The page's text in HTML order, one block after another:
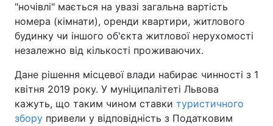
"ночівлі" мається на увазі загальна вартість
номера (кімнати), оренди квартири, житлового
будинку чи іншого об'єкта житлової нерухомості
незалежно від кількості проживаючих.
Дане рішення місцевої влади набирає чинності з 1
квітня 2019 року. У муніципалітеті Львова
кажуть, що таким чином ставки туристичного
збору привели у відповідність з Податковим